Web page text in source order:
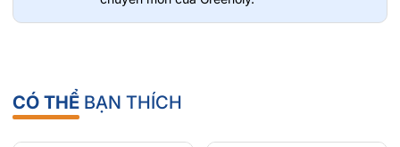
CÓ THỂ BẠN THÍCH